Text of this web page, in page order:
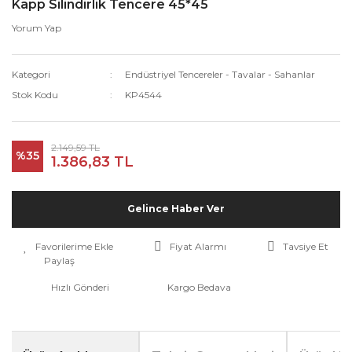
Kapp Silindirlik Tencere 45*45
Yorum Yap
Kategori
Endüstriyel Tencereler - Tavalar - Sahanlar
Stok Kodu
KP4544
%35
2.149,59 TL
1.386,83 TL
Gelince Haber Ver
Fiyat Alarmı
Tavsiye Et
Paylaş
Hızlı Gönderi Kargo Bedava